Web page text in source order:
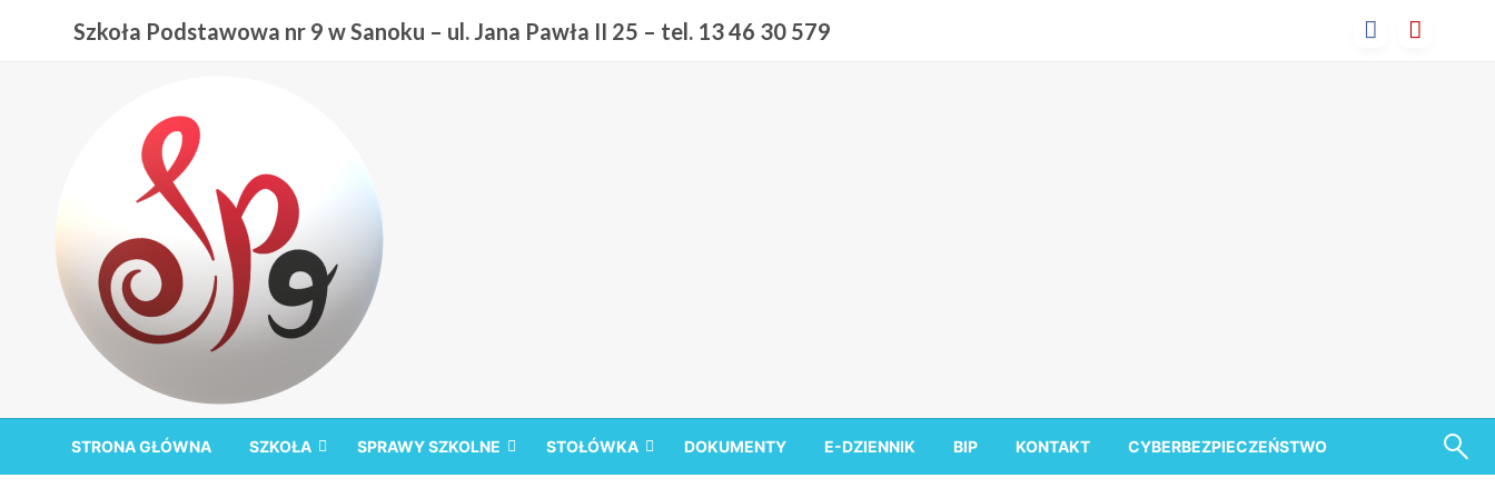
treści
Szkoła Podstawowa nr 9 w Sanoku – ul. Jana Pawła II 25 – tel. 13 46 30 579
Szkoła Podstawowa nr 9 w Sanoku
STRONA GŁÓWNA SZKOŁA SPRAWY SZKOLNE STOŁÓWKA DOKUMENTY E-DZIENNIK BIP KONTAKT CYBERBEZPIECZEŃSTWO